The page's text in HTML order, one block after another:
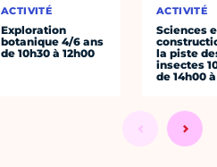
ACTIVITÉ
Exploration
botanique 4/6 ans
de 10h30 à 12h00
ACTIVITÉ
Sciences
la piste
insectes
de 14h00